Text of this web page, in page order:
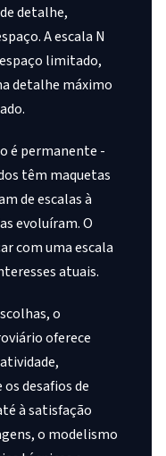
detalhe,
A escala N
limitado,
detalhe máximo
é permanente -
têm maquetas
de escalas à
evoluíram. O
com uma escala
atuais.
o
oferece
desafios de
à satisfação
o modelismo